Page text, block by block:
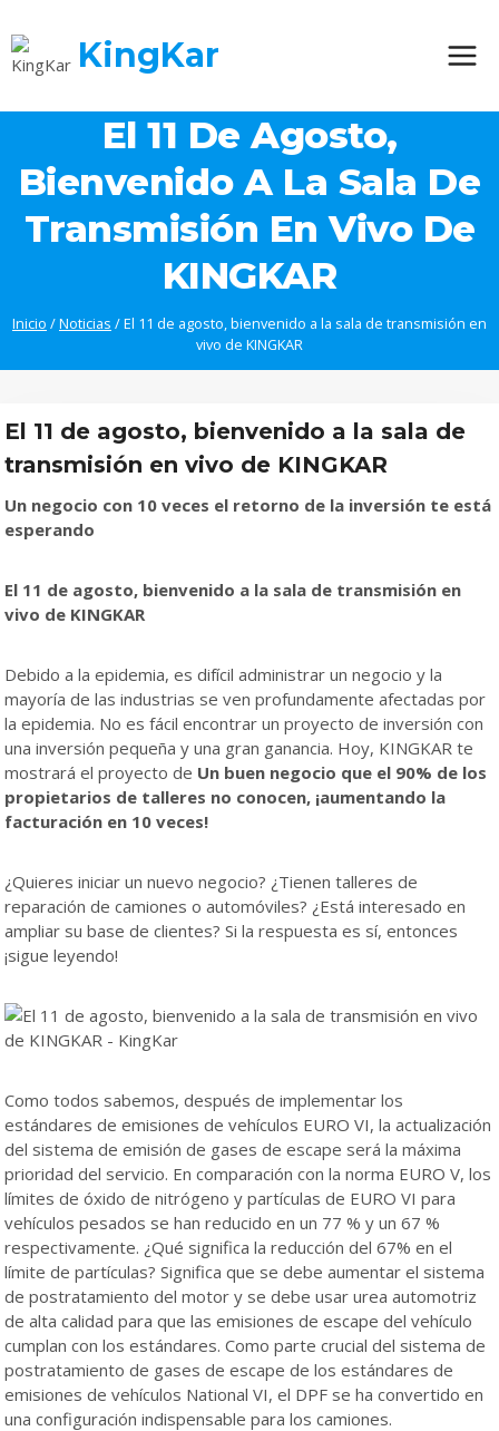
contenido KingKar
El 11 De Agosto,
Bienvenido A La Sala De
Transmisión En Vivo De
KINGKAR
Inicio /Noticias /El 11 de agosto, bienvenido a la sala de transmisión en
vivo de KINGKAR
El 11 de agosto, bienvenido a la sala de
transmisión en vivo de KINGKAR
Un negocio con 10 veces el retorno de la inversión te está
esperando
El 11 de agosto, bienvenido a la sala de transmisión en
vivo de KINGKAR
Debido a la epidemia, es difícil administrar un negocio y la
mayoría de las industrias se ven profundamente afectadas por
la epidemia. No es fácil encontrar un proyecto de inversión con
una inversión pequeña y una gran ganancia. Hoy, KINGKAR te
mostrará el proyecto de Un buen negocio que el 90% de los
propietarios de talleres no conocen, ¡aumentando la
facturación en 10 veces!
¿Quieres iniciar un nuevo negocio? ¿Tienen talleres de
reparación de camiones o automóviles? ¿Está interesado en
ampliar su base de clientes? Si la respuesta es sí, entonces
¡sigue leyendo!
Como todos sabemos, después de implementar los
estándares de emisiones de vehículos EURO VI, la actualización
del sistema de emisión de gases de escape será la máxima
prioridad del servicio. En comparación con la norma EURO V, los
límites de óxido de nitrógeno y partículas de EURO VI para
vehículos pesados ​​se han reducido en un 77 % y un 67 %
respectivamente. ¿Qué significa la reducción del 67% en el
límite de partículas? Significa que se debe aumentar el sistema
de postratamiento del motor y se debe usar urea automotriz
de alta calidad para que las emisiones de escape del vehículo
cumplan con los estándares. Como parte crucial del sistema de
postratamiento de gases de escape de los estándares de
emisiones de vehículos National VI, el DPF se ha convertido en
una configuración indispensable para los camiones.